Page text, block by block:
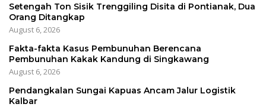
Setengah Ton Sisik Trenggiling Disita di Pontianak, Dua
Orang Ditangkap
August 6, 2026
Fakta-fakta Kasus Pembunuhan Berencana
Pembunuhan Kakak Kandung di Singkawang
August 6, 2026
Pendangkalan Sungai Kapuas Ancam Jalur Logistik
Kalbar